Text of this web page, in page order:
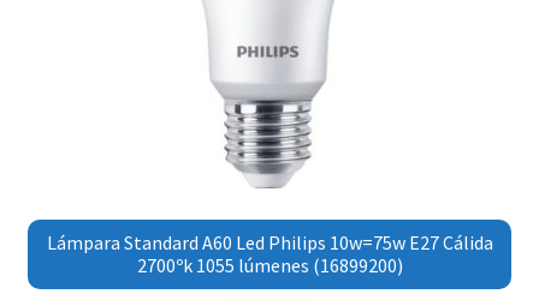
Lámpara Standard A60 Led Philips 10w=75w E27 Cálida
2700ºk 1055 lúmenes (16899200)